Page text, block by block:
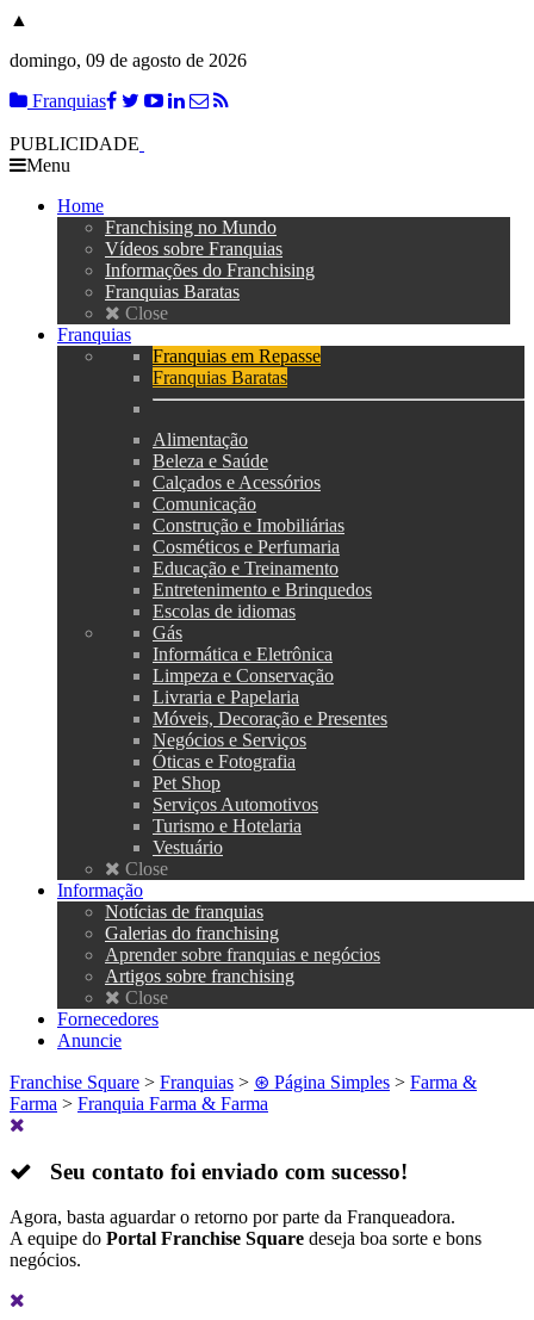
▲
domingo, 09 de agosto de 2026
Franquias
PUBLICIDADE
Menu
Home
Franchising no Mundo
Vídeos sobre Franquias
Informações do Franchising
Franquias Baratas
Close
Franquias
Franquias em Repasse
Franquias Baratas
Alimentação
Beleza e Saúde
Calçados e Acessórios
Comunicação
Construção e Imobiliárias
Cosméticos e Perfumaria
Educação e Treinamento
Entretenimento e Brinquedos
Escolas de idiomas
Gás
Informática e Eletrônica
Limpeza e Conservação
Livraria e Papelaria
Móveis, Decoração e Presentes
Negócios e Serviços
Óticas e Fotografia
Pet Shop
Serviços Automotivos
Turismo e Hotelaria
Vestuário
Close
Informação
Notícias de franquias
Galerias do franchising
Aprender sobre franquias e negócios
Artigos sobre franchising
Close
Fornecedores
Anuncie
Franchise Square > Franquias > ⊛ Página Simples > Farma &
Farma > Franquia Farma & Farma
Seu contato foi enviado com sucesso!
Agora, basta aguardar o retorno por parte da Franqueadora.
A equipe do Portal Franchise Square deseja boa sorte e bons
negócios.